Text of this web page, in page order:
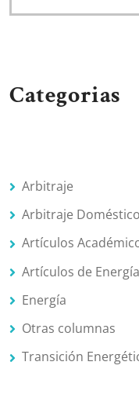
Categorias
Arbitraje
Arbitraje Doméstico
Artículos
Artículos de
Energía
Otras columnas
Transición